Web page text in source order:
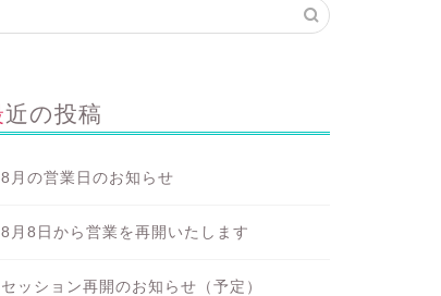
最近の投稿
8月の営業日のお知らせ
8月8日から営業を再開いたします
セッション再開のお知らせ（予定）